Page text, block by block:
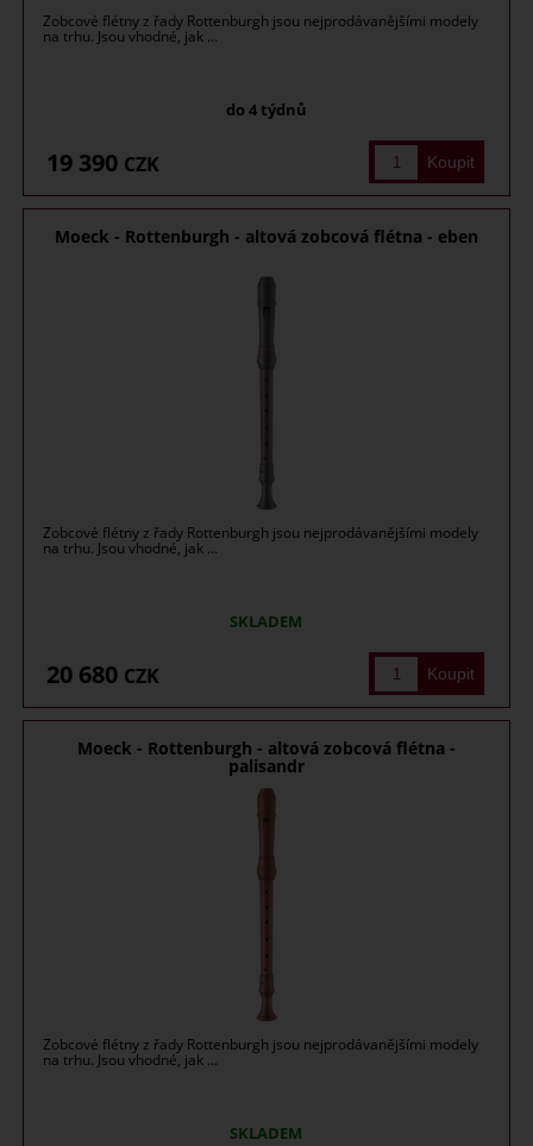
Zobcové flétny z řady Rottenburgh jsou nejprodávanějšími modely
na trhu. Jsou vhodné, jak ...
do 4 týdnů
19 390 CZK
Moeck - Rottenburgh - altová zobcová flétna - eben
Zobcové flétny z řady Rottenburgh jsou nejprodávanějšími modely
na trhu. Jsou vhodné, jak ...
SKLADEM
20 680 CZK
Moeck - Rottenburgh - altová zobcová flétna -
palisandr
Zobcové flétny z řady Rottenburgh jsou nejprodávanějšími modely
na trhu. Jsou vhodné, jak ...
SKLADEM